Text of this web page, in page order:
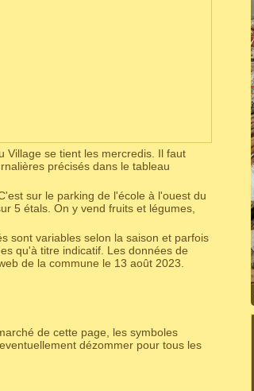
Village se tient les mercredis. Il faut
précisés dans le tableau
sur le parking de l'école à l'ouest du
5 étals. On y vend fruits et légumes,
sont variables selon la saison et parfois
qu'à titre indicatif. Les données de
de la commune le 13 août 2023.
de cette page, les symboles
dézommer pour tous les